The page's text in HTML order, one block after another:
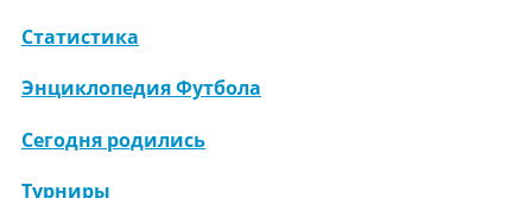
Статистика
Энциклопедия Футбола
Сегодня родились
Турниры